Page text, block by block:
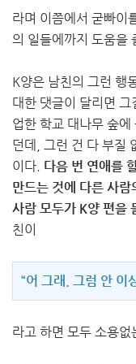
라며 이쯤에서 굳빠이
의 일들에까지 도움을
K양은 남친의 그런 행
대한 댓글이 달리면
업한 학교 대나무 숲
던데, 그런 건 다 부질
이다. 다음 번 연애를
만드는 것에 다른 사
사람 모두가 K양 편을
친이
“어 그래. 그럼 안 이
라고 하면 모두 소용없